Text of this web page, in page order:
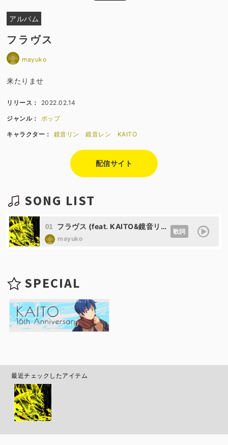
アルバム
フラヴス
mayuko
来たりませ
リリース： 2022.02.14
ジャンル： ポップ
キャラクター： 鏡音リン 鏡音レン KAITO
配信サイト
SONG LIST
01 フラヴス (feat. KAITO&鏡音リン&鏡音レン)
mayuko
歌詞
SPECIAL
最近チェックしたアイテム